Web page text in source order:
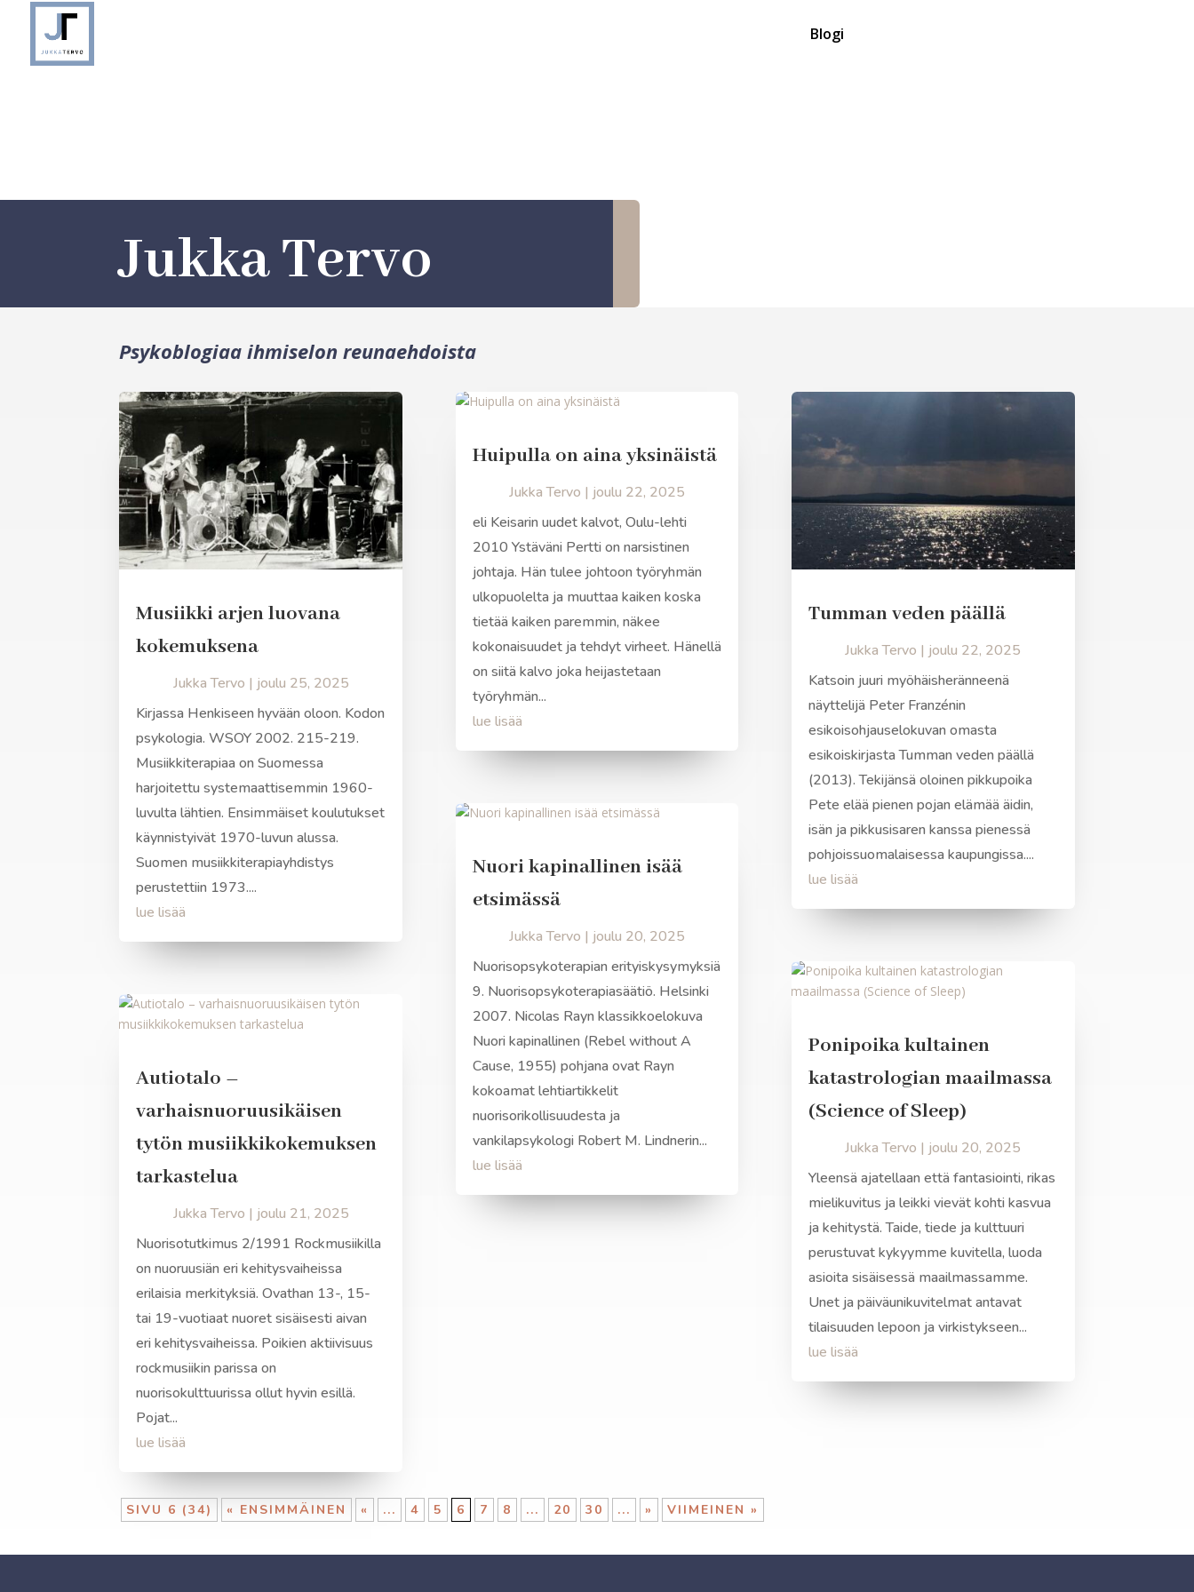
Blogi
Jukka Tervo
Psykoblogiaa ihmiselon reunaehdoista
Musiikki arjen luovana
kokemuksena
Jukka Tervo | joulu 25, 2025
Kirjassa Henkiseen hyvään oloon. Kodon
psykologia. WSOY 2002. 215-219.
Musiikkiterapiaa on Suomessa
harjoitettu systemaattisemmin 1960-
luvulta lähtien. Ensimmäiset koulutukset
käynnistyivät 1970-luvun alussa.
Suomen musiikkiterapiayhdistys
perustettiin 1973....
lue lisää
Autiotalo –
varhaisnuoruusikäisen
tytön musiikkikokemuksen
tarkastelua
Jukka Tervo | joulu 21, 2025
Nuorisotutkimus 2/1991 Rockmusiikilla
on nuoruusiän eri kehitysvaiheissa
erilaisia merkityksiä. Ovathan 13-, 15-
tai 19-vuotiaat nuoret sisäisesti aivan
eri kehitysvaiheissa. Poikien aktiivisuus
rockmusiikin parissa on
nuorisokulttuurissa ollut hyvin esillä.
Pojat...
lue lisää
Huipulla on aina yksinäistä
Jukka Tervo | joulu 22, 2025
eli Keisarin uudet kalvot, Oulu-lehti
2010 Ystäväni Pertti on narsistinen
johtaja. Hän tulee johtoon työryhmän
ulkopuolelta ja muuttaa kaiken koska
tietää kaiken paremmin, näkee
kokonaisuudet ja tehdyt virheet. Hänellä
on siitä kalvo joka heijastetaan
työryhmän...
lue lisää
Nuori kapinallinen isää
etsimässä
Jukka Tervo | joulu 20, 2025
Nuorisopsykoterapian erityiskysymyksiä
9. Nuorisopsykoterapiasäätiö. Helsinki
2007. Nicolas Rayn klassikkoelokuva
Nuori kapinallinen (Rebel without A
Cause, 1955) pohjana ovat Rayn
kokoamat lehtiartikkelit
nuorisorikollisuudesta ja
vankilapsykologi Robert M. Lindnerin...
lue lisää
Tumman veden päällä
Jukka Tervo | joulu 22, 2025
Katsoin juuri myöhäisheränneenä
näyttelijä Peter Franzénin
esikoisohjauselokuvan omasta
esikoiskirjasta Tumman veden päällä
(2013). Tekijänsä oloinen pikkupoika
Pete elää pienen pojan elämää äidin,
isän ja pikkusisaren kanssa pienessä
pohjoissuomalaisessa kaupungissa....
lue lisää
Ponipoika kultainen
katastrologian maailmassa
(Science of Sleep)
Jukka Tervo | joulu 20, 2025
Yleensä ajatellaan että fantasiointi, rikas
mielikuvitus ja leikki vievät kohti kasvua
ja kehitystä. Taide, tiede ja kulttuuri
perustuvat kykyymme kuvitella, luoda
asioita sisäisessä maailmassamme.
Unet ja päiväunikuvitelmat antavat
tilaisuuden lepoon ja virkistykseen...
lue lisää
SIVU 6 (34) « ENSIMMÄINEN « ... 4 5 6 7 8 ... 20 30 ... » VIIMEINEN »